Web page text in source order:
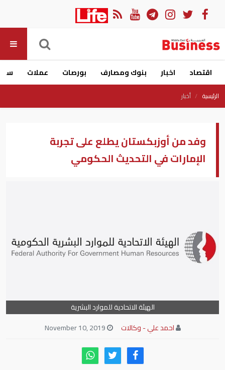
اقتصاد اخبار بنوك ومصارف بورصات عملات
الرئيسية أخبار
وفد من أوزبكستان يطلع على تجربة
الإمارات في التحديث الحكومي
الهيئة الاتحادية للموارد البشرية
احمد علي - وكالات